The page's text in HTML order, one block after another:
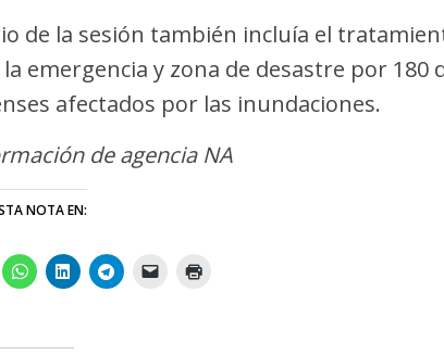
de la sesión también incluía el
emergencia y zona de desastre por 180
afectados por las inundaciones.
de agencia NA
NOTA EN: